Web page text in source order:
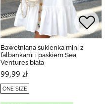
Bawełniana sukienka mini z
falbankami i paskiem Sea
Ventures biała
99,99 zł
ONE SIZE